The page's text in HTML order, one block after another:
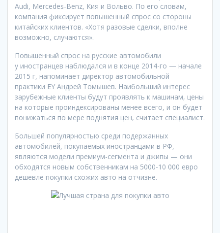
Audi, Mercedes-Benz, Кия и Вольво. По его словам,
компания фиксирует повышенный спрос со стороны
китайских клиентов. «Хотя разовые сделки, вполне
возможно, случаются».
Повышенный спрос на русские автомобили
у иностранцев наблюдался и в конце 2014-го — начале
2015 г, напоминает директор автомобильной
практики EY Андрей Томышев. Наибольший интерес
зарубежные клиенты будут проявлять к машинам, цены
на которые проиндексированы менее всего, и он будет
понижаться по мере поднятия цен, считает специалист.
Большей популярностью среди подержанных
автомобилей, покупаемых иностранцами в РФ,
являются модели премиум-сегмента и джипы — они
обходятся новым собственникам на 5000-10 000 евро
дешевле покупки схожих авто на отчизне.